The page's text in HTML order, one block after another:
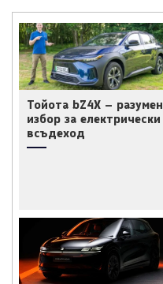
Тойота bZ4X – разумен
избор за електрически
всъдеход